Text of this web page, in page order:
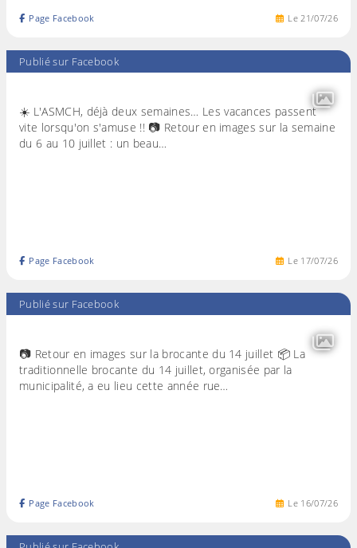
Le21/07/26
Page Facebook
Publié sur Facebook
☀️ L'ASMCH, déjà deux semaines… Les vacances passent
vite lorsqu'on s'amuse !! 📷 Retour en images sur la semaine
du 6 au 10 juillet : un beau…
Le 17/07/26
Page Facebook
Publié sur Facebook
📷 Retour en images sur la brocante du 14 juillet 📦 La
traditionnelle brocante du 14 juillet, organisée par la
municipalité, a eu lieu cette année rue…
Le 16/07/26
Page Facebook